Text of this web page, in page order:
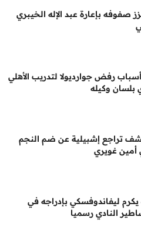
صفوفه بإعارة عبد الإله الخيبري
رفض جوارديولا لتدريب الأهلي
بلسان وكيله
تراجع إشبيلية عن ضم النجم
أمين غويري
يكرم ليفاندوفسكي بإدراجه في
النادي رسميا